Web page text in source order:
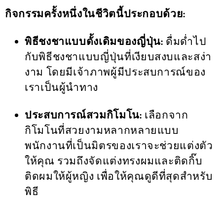
กิจกรรมครั้งหนึ่งในชีวิตนี้ประกอบด้วย:
พิธีชงชาแบบดั้งเดิมของญี่ปุ่น: ดื่มด่ำไป
กับพิธีชงชาแบบญี่ปุ่นที่เงียบสงบและสง่า
งาม โดยมีเจ้าภาพผู้มีประสบการณ์ของ
เราเป็นผู้นำทาง
ประสบการณ์สวมกิโมโน: เลือกจาก
กิโมโนที่สวยงามหลากหลายแบบ
พนักงานที่เป็นมิตรของเราจะช่วยแต่งตัว
ให้คุณ รวมถึงจัดแต่งทรงผมและติดกิ๊บ
ติดผมให้ผู้หญิง เพื่อให้คุณดูดีที่สุดสำหรับ
พิธี